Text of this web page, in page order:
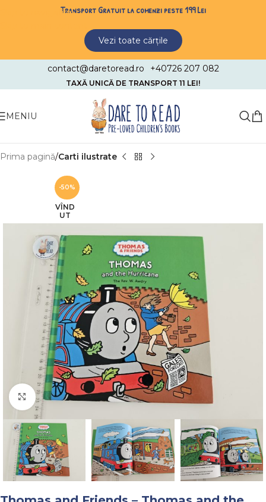
Skip to navigationTransport Gratuit la comenzi peste 199 Lei
Vezi toate cărțile
contact@daretoread.ro +40726 207 082
TAXĂ UNICĂ DE TRANSPORT 11 LEI!
MENIU
Prima pagină Carti ilustrate
-50%
VÎND
UT
Faceți click pentru a mări